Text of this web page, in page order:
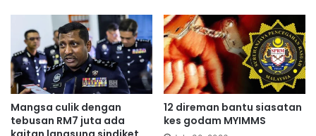
c
a
r
?
u
n
m
e
n
Mangsa culik dengan
tebusan RM7 juta ada
12 direman bantu siasatan
kes godam MYIMMS